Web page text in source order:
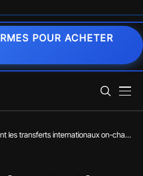
POUR ACHETER
les transferts internationaux on-chain